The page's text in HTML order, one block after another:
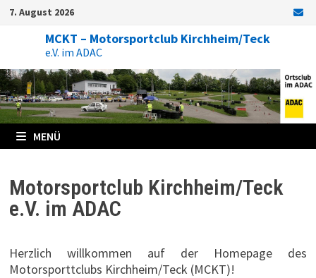
Zum7. August 2026
MCKT – Motorsportclub Kirchheim/Teck
e.V. im ADAC
MENÜ
Motorsportclub Kirchheim/Teck
e.V. im ADAC
Herzlich willkommen auf der Homepage des
Motorsporttclubs Kirchheim/Teck (MCKT)!